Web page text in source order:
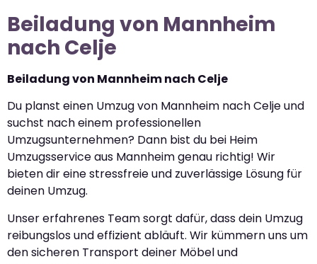
Beiladung von Mannheim
nach Celje
Beiladung von Mannheim nach Celje
Du planst einen Umzug von Mannheim nach Celje und
suchst nach einem professionellen
Umzugsunternehmen? Dann bist du bei Heim
Umzugsservice aus Mannheim genau richtig! Wir
bieten dir eine stressfreie und zuverlässige Lösung für
deinen Umzug.
Unser erfahrenes Team sorgt dafür, dass dein Umzug
reibungslos und effizient abläuft. Wir kümmern uns um
den sicheren Transport deiner Möbel und